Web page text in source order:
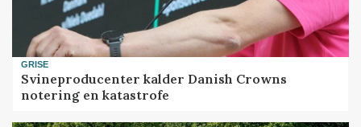
GRISE
Svineproducenter kalder Danish Crowns
notering en katastrofe